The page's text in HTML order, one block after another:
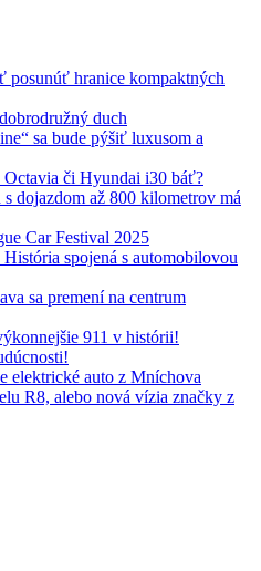
hranice kompaktných
duch
sa bude pýšiť luxusom a
Octavia či Hyundai i30 báť?
dojazdom až 800 kilometrov má
Car Festival 2025
spojená s automobilovou
sa premení na centrum
911 v histórii!
elektrické auto z Mníchova
R8, alebo nová vízia značky z